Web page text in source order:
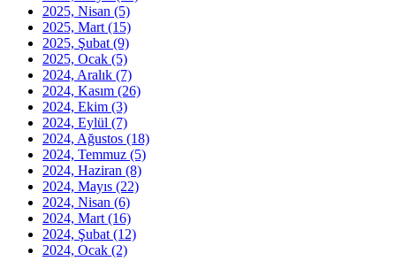
2025, Nisan (5)
2025, Mart (15)
2025, Şubat (9)
2025, Ocak (5)
2024, Aralık (7)
2024, Kasım (26)
2024, Ekim (3)
2024, Eylül (7)
2024, Ağustos (18)
2024, Temmuz (5)
2024, Haziran (8)
2024, Mayıs (22)
2024, Nisan (6)
2024, Mart (16)
2024, Şubat (12)
2024, Ocak (2)